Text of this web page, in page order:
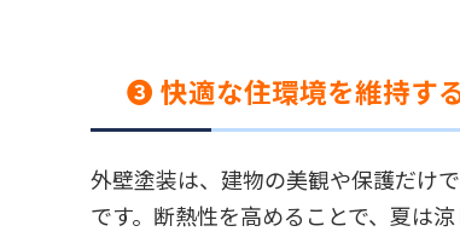
❸ 快適な住環境を維持す
外壁塗装は、建物の美観や保護だけで
です。断熱性を高めることで、夏は